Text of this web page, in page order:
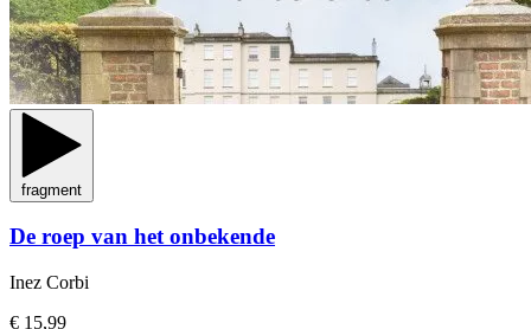
fragment
De roep van het onbekende
Inez Corbi
€ 15,99